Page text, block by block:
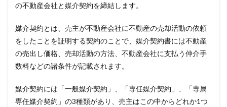
の不動産会社と媒介契約を締結します。
媒介契約とは、売主が不動産会社に不動産の売却活動の依頼
をしたことを証明する契約のことで、媒介契約書には不動産
の売出し価格、売却活動の方法、不動産会社に支払う仲介手
数料などの諸条件が記載されます。
媒介契約には「一般媒介契約」、「専任媒介契約」、「専属
専任媒介契約」の3種類があり、売主はこの中からどれか1つ